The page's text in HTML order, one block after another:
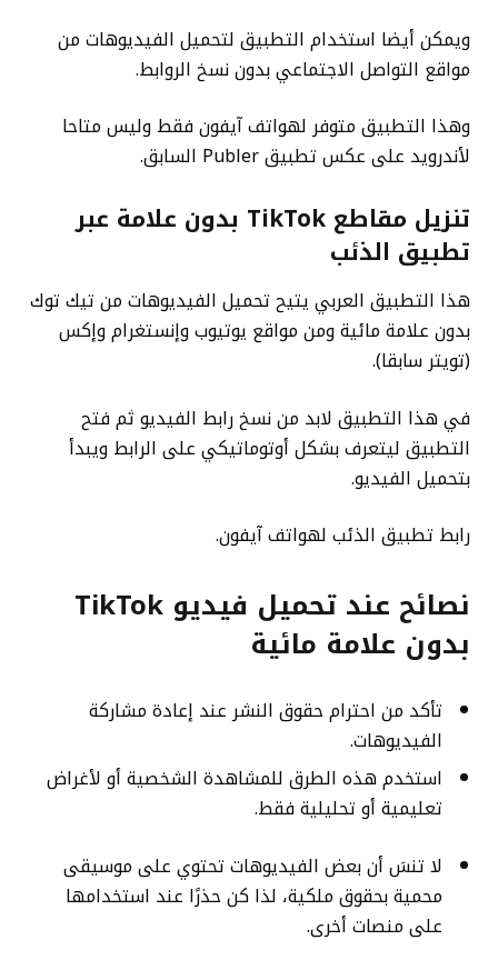
ويمكن أيضا استخدام التطبيق لتحميل الفيديوهات من
مواقع التواصل الاجتماعي بدون نسخ الروابط.
وهذا التطبيق متوفر لهواتف آيفون فقط وليس متاحا
لأندرويد على عكس تطبيق Publer السابق.
تنزيل مقاطع TikTok بدون علامة عبر
تطبيق الذئب
هذا التطبيق العربي يتيح تحميل الفيديوهات من تيك توك
بدون علامة مائية ومن مواقع يوتيوب وإنستغرام وإكس
(تويتر سابقا).
في هذا التطبيق لابد من نسخ رابط الفيديو ثم فتح
التطبيق ليتعرف بشكل أوتوماتيكي على الرابط ويبدأ
بتحميل الفيديو.
رابط تطبيق الذئب لهواتف آيفون.
نصائح عند تحميل فيديو TikTok
بدون علامة مائية
تأكد من احترام حقوق النشر عند إعادة مشاركة
الفيديوهات.
استخدم هذه الطرق للمشاهدة الشخصية أو لأغراض
تعليمية أو تحليلية فقط.
لا تنسَ أن بعض الفيديوهات تحتوي على موسيقى
محمية بحقوق ملكية، لذا كن حذرًا عند استخدامها
على منصات أخرى.